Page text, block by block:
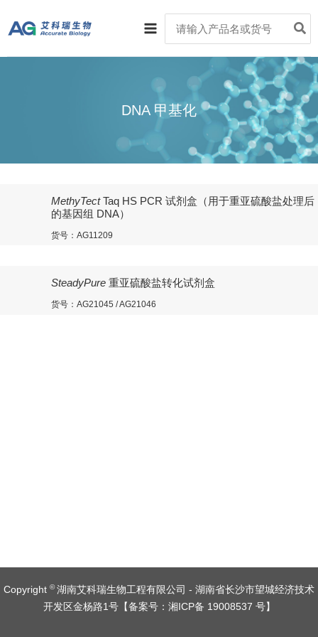
容
Main
Menu
for:
DNA 甲基化
MethyTectTaq HS PCR 试剂盒（用于重亚硫酸盐处理后
的基因组 DNA）
货号：AG11209
SteadyPure重亚硫酸盐转化试剂盒
货号：AG21045 / AG21046
Copyright ©湖南艾科瑞生物工程有限公司 - 湖南省长沙市望城经济技术
开发区金杨路1号【备案号：湘ICP备 19008537 号】